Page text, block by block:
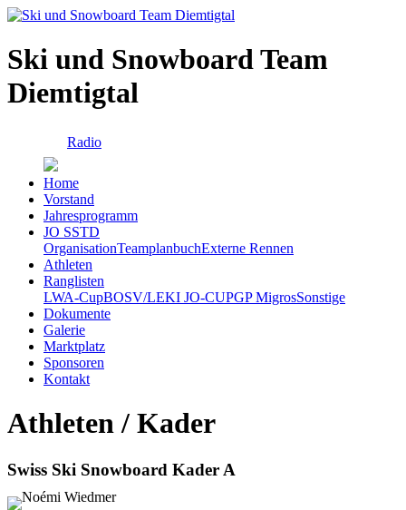
Ski und Snowboard Team
Diemtigtal
Radio
Home
Vorstand
Jahresprogramm
JO SSTD
OrganisationTeamplanbuchExterne Rennen
Athleten
Ranglisten
LWA-CupBOSV/LEKI JO-CUPGP MigrosSonstige
Dokumente
Galerie
Marktplatz
Sponsoren
Kontakt
Athleten / Kader
Swiss Ski Snowboard Kader A